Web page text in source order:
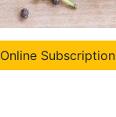
Online Subscription